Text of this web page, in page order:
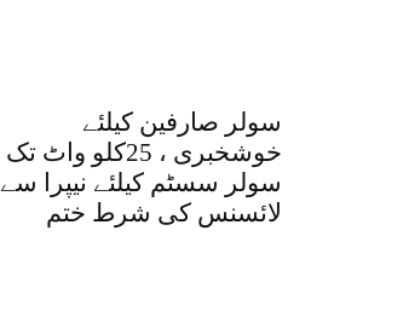
سولر صارفین کیلئے
خوشخبری ، 25کلو واٹ تک
سولر سسٹم کیلئے نیپرا سے
لائسنس کی شرط ختم